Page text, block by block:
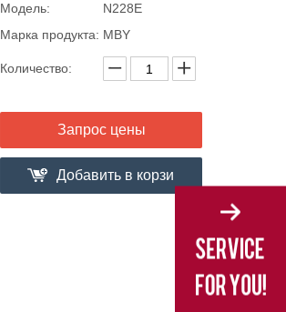
Модель:
N228E
Марка продукта: MBY
Количество:
Запрос цены
Добавить в корзи